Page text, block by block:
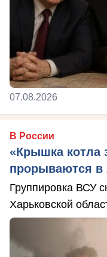
07.08.2026
В России
«Крышка котла
прорываются в
Группировка ВСУ
Харьковской